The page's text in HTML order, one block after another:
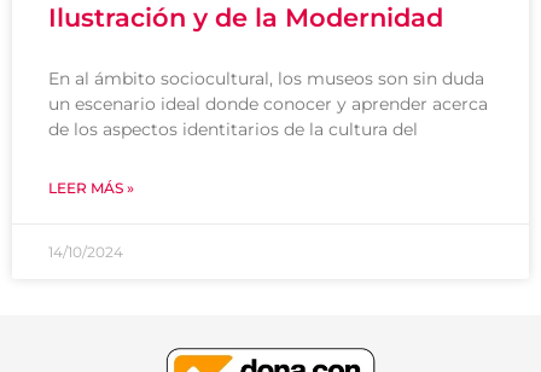
Ilustración y de la Modernidad
En al ámbito sociocultural, los museos son sin duda
un escenario ideal donde conocer y aprender acerca
de los aspectos identitarios de la cultura del
LEER MÁS »
14/10/2024